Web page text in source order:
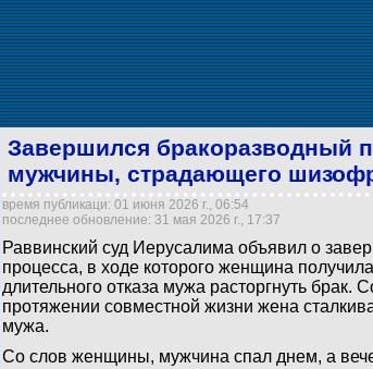
Завершился бракоразводный
мужчины, страдающего
время публикаци: 01 июня 2026 г., 06:54
последнее обновление: 31 мая 2026 г., 17:37
Раввинский суд Иерусалима объявил о
процесса, в ходе которого женщина
длительного отказа мужа расторгнуть брак.
протяжении совместной жизни жена
мужа.
Со слов женщины, мужчина спал днем, а